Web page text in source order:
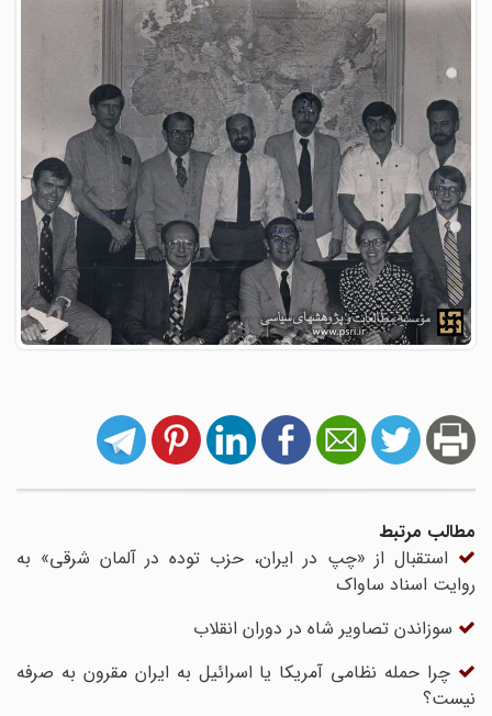
مطالب مرتبط
استقبال از «چپ در ایران، حزب توده در آلمان شرقی» به
روایت اسناد ساواک
سوزاندن تصاویر شاه در دوران انقلاب
چرا حمله نظامی آمریکا یا اسرائیل به ایران مقرون به صرفه
نیست؟